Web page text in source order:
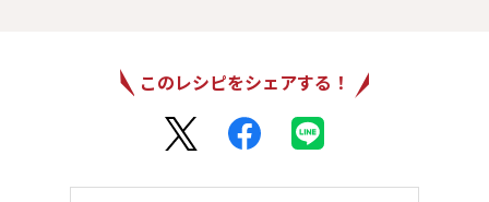
このレシピをシェアする！